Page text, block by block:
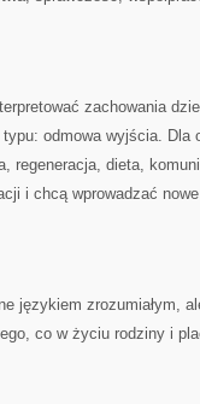
zachowania
odmowa wyjścia. Dla
regeneracja, dieta,
i chcą wprowadzać
językiem zrozumiałym,
co w życiu rodziny i